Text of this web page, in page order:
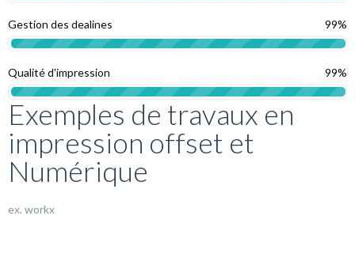
Gestion des dealines 99%
Qualité d'impression 99%
Exemples de travaux en
impression offset et
Numérique
ex. workx